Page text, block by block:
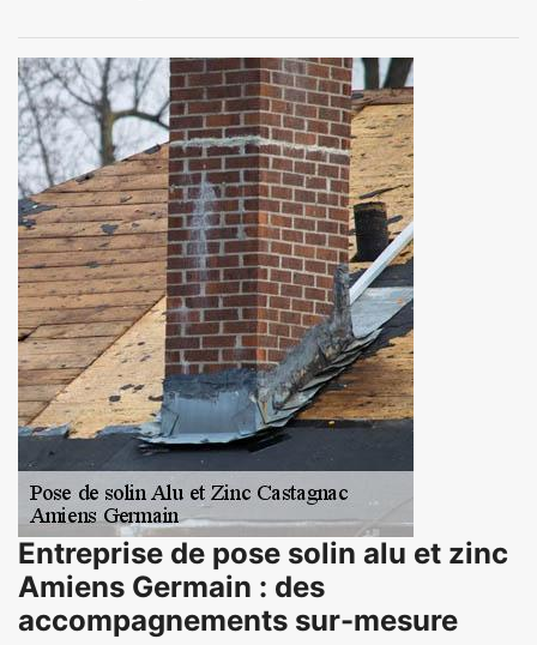
Entreprise de pose solin alu et zinc
Amiens Germain : des
accompagnements sur-mesure